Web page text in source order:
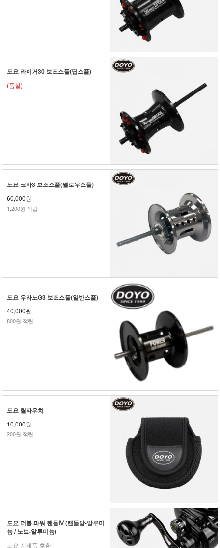
도요 라이거30 보조스풀(딥스풀)
(품절)
도요 코바3 보조스풀(쉘로우스풀)
60,000원
1,200원 적립
도요 우라노G3 보조스풀(일반스풀)
40,000원
800원 적립
도요 릴파우치
10,000원
200원 적립
도요 더블 파워 핸들Ⅳ (핸들암-알루미
늄 / 노브-알루미늄)
도요 전제품 호환